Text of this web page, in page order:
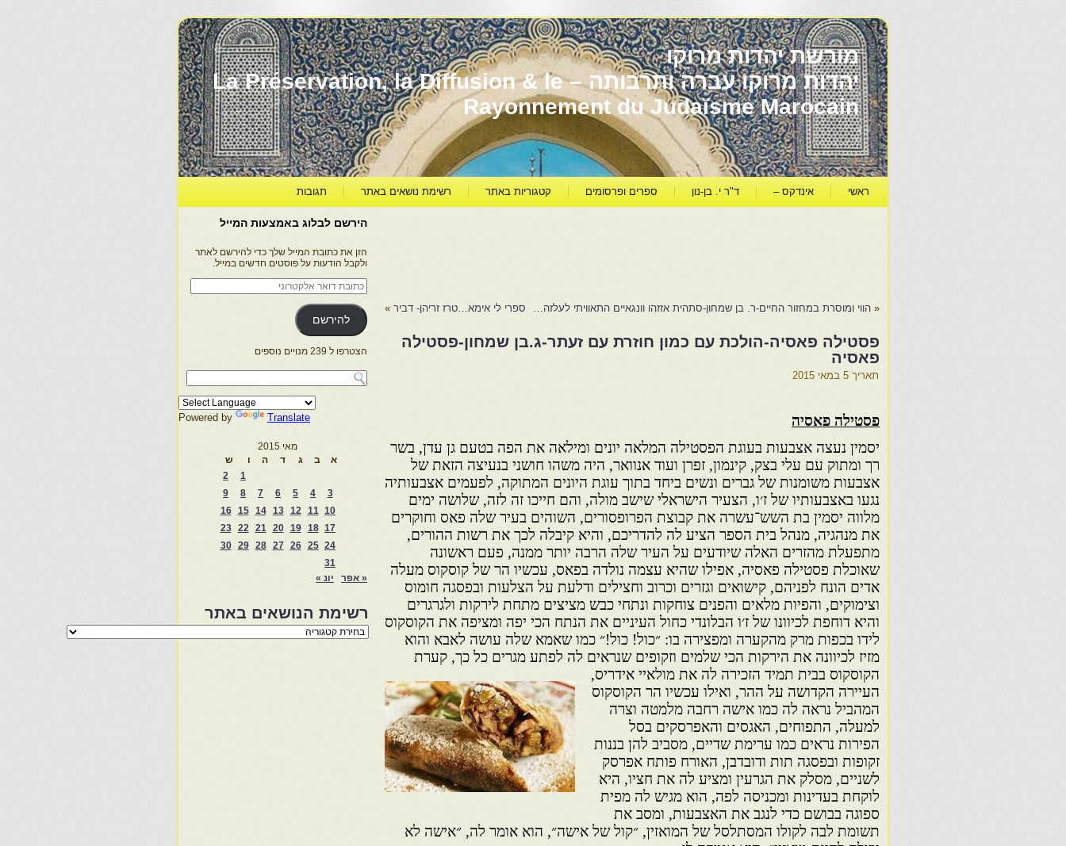
מורשת יהדות מרוקו
יהדות מרוקו עברה ותרבותה – La Préservation, la Diffusion & le
Rayonnement du Judaïsme Marocain
ראשי אינדקס – ד"ר י. בן-נון ספרים ופרסומים קטגוריות באתר רשימת נושאים באתר תגובות
« הווי ומוסרת במחזור החיים-ר. בן שמחון-סתהית אזזהו וונגאיים התאוויתי לעלזה… ספרי לי אימא…טרז זריהן- דביר »
פסטילה פאסיה-הולכת עם כמון חוזרת עם זעתר-ג.בן שמחון-פסטילה
פאסיה
תאריך 5 במאי 2015
פסטילה פאסיה
יסמין נעצה אצבעות בעוגת הפסטילה המלאה יונים ומילאה את הפה בטעם גן עדן, בשר
רך ומתוק עם עלי בצק, קינמון, זפרן ועוד אנוואר, היה משהו חושני בנעיצה הזאת של
אצבעות משומנות של גברים ונשים ביחד בתוך עוגת היונים המתוקה, לפעמים אצבעותיה
נגעו באצבעותיו של ז׳ו, הצעיר הישראלי שישב מולה, והם חייכו זה לזה, שלושה ימים
מלווה יסמין בת השש־עשרה את קבוצת הפרופסורים, השוהים בעיר שלה פאס וחוקרים
את מנהגיה, מנהל בית הספר הציע לה להדריכם, והיא קיבלה לכך את רשות ההורים,
מתפעלת מהזרים האלה שיודעים על העיר שלה הרבה יותר ממנה, פעם ראשונה
שאוכלת פסטילה פאסיה, אפילו שהיא עצמה נולדה בפאס, עכשיו הר של קוסקוס מעלה
אדים הונח לפניהם, קישואים וגזרים וכרוב וחצילים ודלעת על הצלעות ובפסגה חומוס
וצימוקים, והפיות מלאים והפנים צוחקות ונתחי כבש מציצים מתחת לירקות ולגרגרים
והיא דוחפת לכיוונו של ז׳ו הבלונדי כחול העיניים את הנתח הכי יפה ומציפה את הקוסקוס
לידו בכפות מרק מהקערה ומפצירה בו: ״כול! כול!״ כמו שאמא שלה עושה לאבא והוא
מזיז לכיוונה את הירקות הכי שלמים וזקופים שנראים לה לפתע מגרים כל כך, קערת
הקוסקוס בבית תמיד הזכירה לה את מולאיי אידריס,
העיירה הקדושה על ההר, ואילו עכשיו הר הקוסקוס
המהביל נראה לה כמו אישה רחבה מלמטה וצרה
למעלה, התפוחים, האגסים והאפרסקים בסל
הפירות נראים כמו ערימת שדיים, מסביב להן בננות
זקופות ובפסגה תות ודובדבן, האורח פותח אפרסק
לשניים, מסלק את הגרעין ומציע לה את חציו, היא
לוקחת בעדינות ומכניסה לפה, הוא מגיש לה מפית
ספוגה בבושם כדי לנגב את האצבעות, ומסב את
תשומת לבה לקולו המסתלסל של המואזין, ״קול של אישה״, הוא אומר לה, ״אישה לא
הירשם לבלוג באמצעות המייל
הזן את כתובת המייל שלך כדי להירשם לאתר
ולקבל הודעות על פוסטים חדשים במייל.
כתובת
דואר
אלקטרוני
להירשם
הצטרפו ל 239 מנויים נוספים
Powered by Translate
מאי 2015
א
ב ג ד ה ו
ש
1
2
3
4
5
6
7
8
9
10
11
12
13
14
15
16
17
18
19
20
21
22
23
24
25
26
27
28
29
30
31
« אפר
יונ »
רשימת הנושאים באתר
רשימת
הנושאים